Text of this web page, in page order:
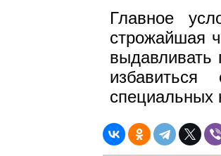
Главное
строжайшая
выдавливать
специальных